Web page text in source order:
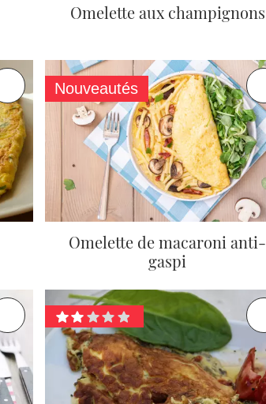
Omelette aux champignons
Nouveautés
Omelette de macaroni anti-
gaspi